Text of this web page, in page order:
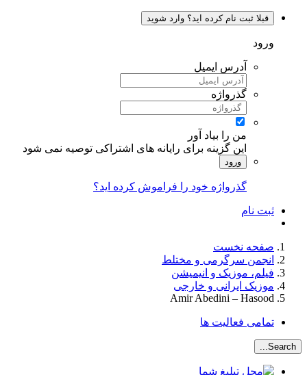
قبلا ثبت نام کرده اید؟ وارد شوید
ورود
آدرس ایمیل
گذرواژه
من را بیاد آور
این گزینه برای رایانه های اشتراکی توصیه نمی شود
ورود
گذرواژه خود را فراموش کرده اید؟
ثبت نام
صفحه نخست
انجمن سرگرمی و مختلط
فیلم، موزیک و انیمیشن
موزیک ایرانی و خارجی
Amir Abedini – Hasood
تمامی فعالیت ها
Search...